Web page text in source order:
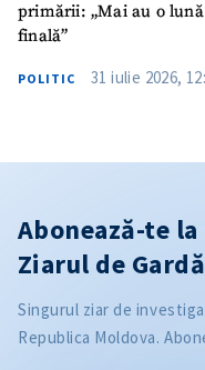
primării: „Mai au o lună
finală”
POLITIC 31 iulie 2026,
Abonează-te la
Ziarul de Gardă
Singurul ziar de
Republica Moldova.